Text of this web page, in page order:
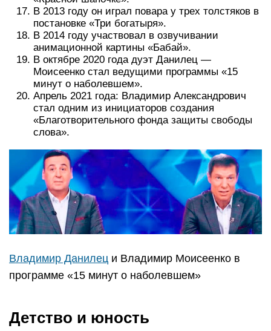
В 2013 году он играл повара у трех толстяков в
постановке «Три богатыря».
В 2014 году участвовал в озвучивании
анимационной картины «Бабай».
В октябре 2020 года дуэт Данилец —
Моисеенко стал ведущими программы «15
минут о наболевшем».
Апрель 2021 года: Владимир Александрович
стал одним из инициаторов создания
«Благотворительного фонда защиты свободы
слова».
Владимир Данилец и Владимир Моисеенко в
программе «15 минут о наболевшем»
Детство и юность